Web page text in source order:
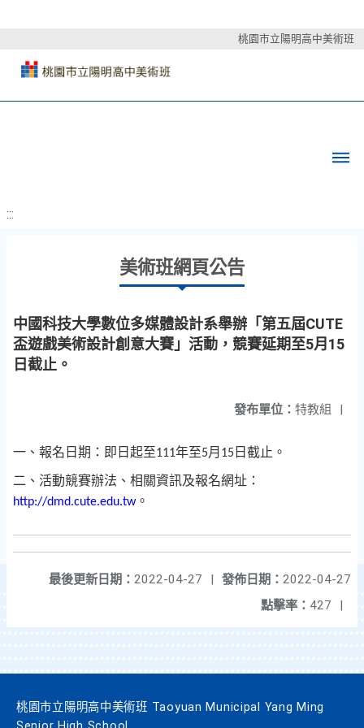
桃園市立陽明高中美術班
:::
美術班網頁公告
中國科技大學數位多媒體設計系舉辦「第五屆CUTE
盃遊戲美術設計創意大賽」活動，競賽延期至5月15
日截止。
發布單位： 特教組 |
一、報名日期：即日起至111年至5月 15 日截止。
二、活動競賽辦法、相關資訊及報名網址：
http://dmd.cute.edu.tw。
發佈日期： 2022-04-27
最後更新日期： 2022-04-27
|
點擊率： 427 |
桃園市立陽明高中美術班 Taoyuan Municipal Yang Ming